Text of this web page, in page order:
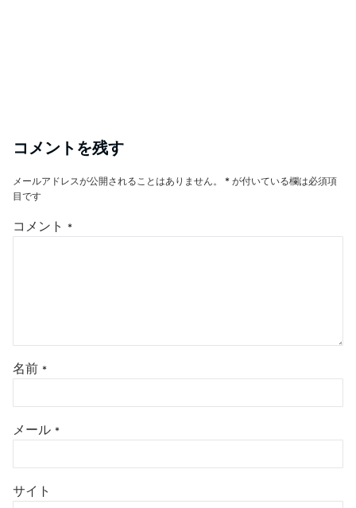
コメントを残す
メールアドレスが公開されることはありません。 * が付いている欄は必須項
目です
コメント *
名前 *
メール *
サイト